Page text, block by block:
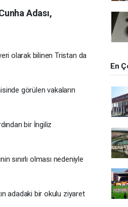
Adası,
olarak bilinen Tristan da
görülen vakaların
bir İngiliz
sınırlı olması nedeniyle
adadaki bir okulu ziyaret
En